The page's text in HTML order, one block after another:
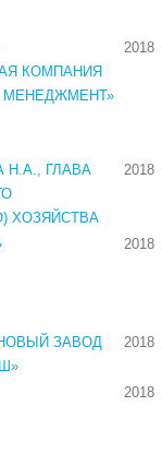
КОМПАНИЯ
МЕНЕДЖМЕНТ»
2018
Н.А., ГЛАВА
ХОЗЯЙСТВА
2018
2018
ЗАВОД
2018
2018